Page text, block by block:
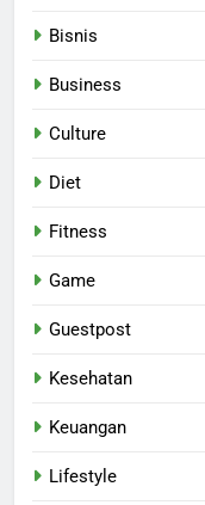
Bisnis
Business
Culture
Diet
Fitness
Game
Guestpost
Kesehatan
Keuangan
Lifestyle